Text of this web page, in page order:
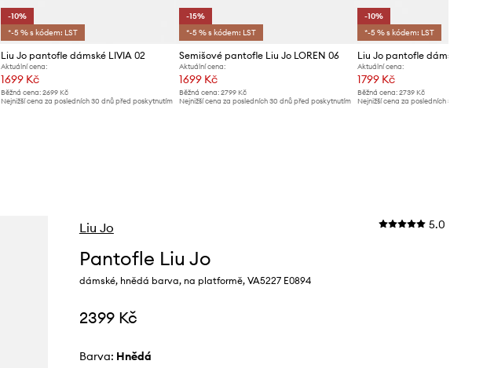
-10%
*-5 % s kódem: LST
Liu Jo pantofle dámské LIVIA 02
Aktuální cena:
1699 Kč
Běžná cena: 2699 Kč
Nejnižší cena za posledních 30 dnů před poskytnutím
-15%
*-5 % s kódem: LST
Semišové pantofle Liu Jo LOREN 06
Aktuální cena:
1699 Kč
Běžná cena:2799 Kč
Nejnižší cena za posledních 30 dnů před poskytnutím
-10%
*-5 % s kódem: LST
Aktuální cena:
1799 Kč
Běžná cena: 2739 Kč
Nejnižší cena za posledních 30 dnů
Liu Jo 5.0
Pantofle Liu Jo
dámské, hnědá barva, na platformě, VA5227 E0894
2399 Kč
Barva: hnědá